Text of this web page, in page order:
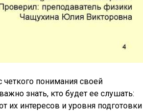
четкого понимания своей
знать, кто будет ее слушать:
их интересов и уровня подготовки